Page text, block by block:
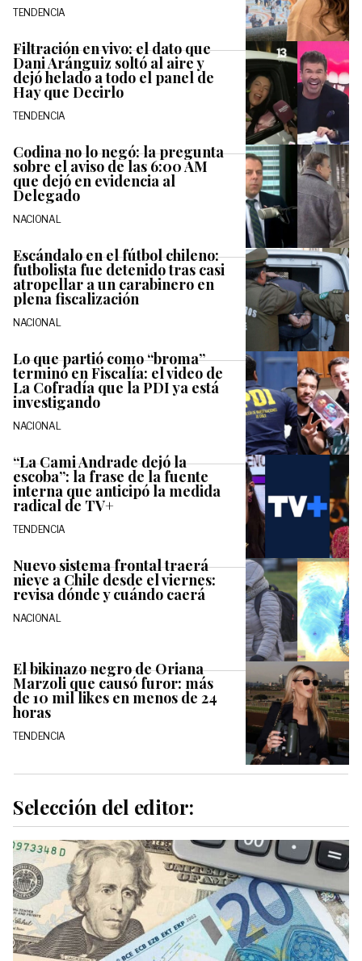
TENDENCIA
Filtración en vivo: el dato que
Dani Aránguiz soltó al aire y
dejó helado a todo el panel de
Hay que Decirlo
TENDENCIA
Codina no lo negó: la pregunta
sobre el aviso de las 6:00 AM
que dejó en evidencia al
Delegado
NACIONAL
Escándalo en el fútbol chileno:
futbolista fue detenido tras casi
atropellar a un carabinero en
plena fiscalización
NACIONAL
Lo que partió como “broma”
terminó en Fiscalía: el video de
La Cofradía que la PDI ya está
investigando
NACIONAL
“La Cami Andrade dejó la
escoba”: la frase de la fuente
interna que anticipó la medida
radical de TV+
TENDENCIA
Nuevo sistema frontal traerá
nieve a Chile desde el viernes:
revisa dónde y cuándo caerá
NACIONAL
El bikinazo negro de Oriana
Marzoli que causó furor: más
de 10 mil likes en menos de 24
horas
TENDENCIA
Selección del editor: